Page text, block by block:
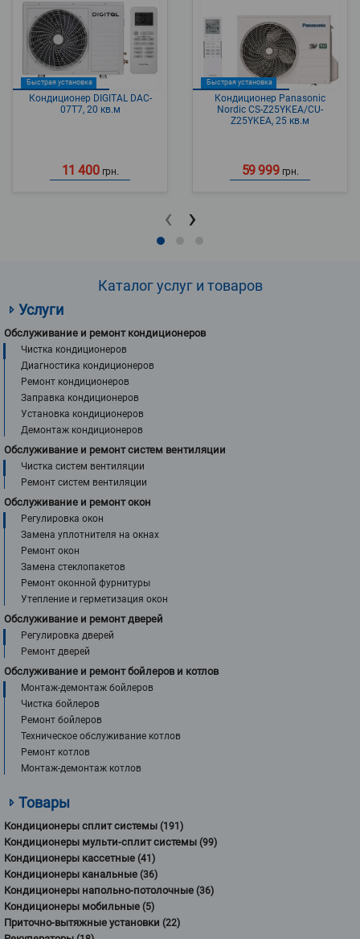
Быстрая установка
Кондиционер DIGITAL DAC-
07T7, 20 кв.м
11 400 грн.
Быстрая установка
Кондиционер Panasonic
Nordic CS-Z25YKEA/CU-
Z25YKEA, 25 кв.м
59 999 грн.
‹ ›
Каталог услуг и товаров
Услуги
Обслуживание и ремонт кондиционеров
Чистка кондиционеров
Диагностика кондиционеров
Ремонт кондиционеров
Заправка кондиционеров
Установка кондиционеров
Демонтаж кондиционеров
Обслуживание и ремонт систем вентиляции
Чистка систем вентиляции
Ремонт систем вентиляции
Обслуживание и ремонт окон
Регулировка окон
Замена уплотнителя на окнах
Ремонт окон
Замена стеклопакетов
Ремонт оконной фурнитуры
Утепление и герметизация окон
Обслуживание и ремонт дверей
Регулировка дверей
Ремонт дверей
Обслуживание и ремонт бойлеров и котлов
Монтаж-демонтаж бойлеров
Чистка бойлеров
Ремонт бойлеров
Техническое обслуживание котлов
Ремонт котлов
Монтаж-демонтаж котлов
Товары
Кондиционеры сплит системы (191)
Кондиционеры мульти-сплит системы (99)
Кондиционеры кассетные (41)
Кондиционеры канальные (36)
Кондиционеры напольно-потолочные (36)
Кондиционеры мобильные (5)
Приточно-вытяжные установки (22)